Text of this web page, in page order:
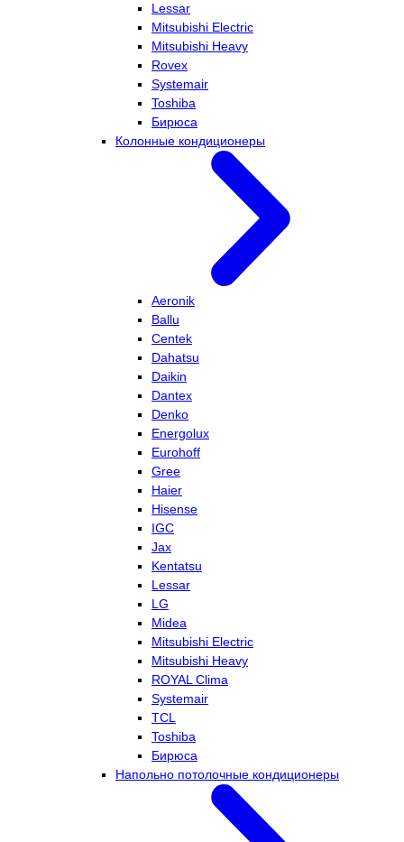
Lessar
Mitsubishi Electric
Mitsubishi Heavy
Rovex
Systemair
Toshiba
Бирюса
Колонные кондиционеры
Aeronik
Ballu
Centek
Dahatsu
Daikin
Dantex
Denko
Energolux
Eurohoff
Gree
Haier
Hisense
IGC
Jax
Kentatsu
Lessar
LG
Midea
Mitsubishi Electric
Mitsubishi Heavy
ROYAL Clima
Systemair
TCL
Toshiba
Бирюса
Напольно потолочные кондиционеры